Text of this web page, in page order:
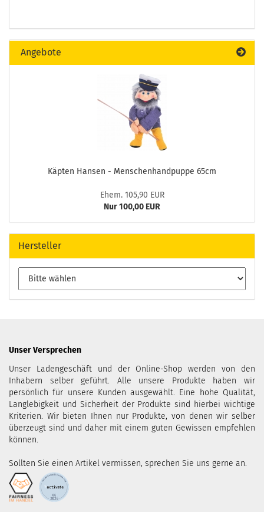
Angebote
Käpten Hansen - Menschenhandpuppe 65cm
Ehem. 105,90 EUR
Nur 100,00 EUR
Hersteller
Unser Versprechen
Unser Ladengeschäft und der Online-Shop werden von den
Inhabern selber geführt. Alle unsere Produkte haben wir
persönlich für unsere Kunden ausgewählt. Eine hohe Qualität,
Langlebigkeit und Sicherheit der Produkte sind hierbei wichtige
Kriterien. Wir bieten Ihnen nur Produkte, von denen wir selber
überzeugt sind und daher mit einem guten Gewissen empfehlen
können.
Sollten Sie einen Artikel vermissen, sprechen Sie uns gerne an.